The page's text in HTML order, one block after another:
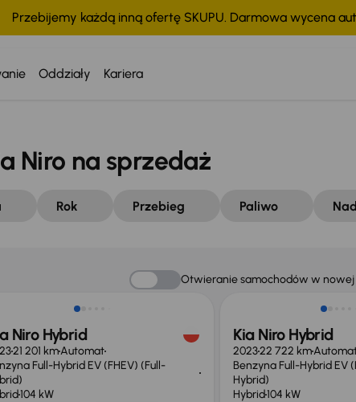
Przebijemy każdą inną ofertę SKUPU. Darmowa wycena
Oddziały Kariera
Niro na sprzedaż
Rok Przebieg Paliwo
Otwieranie samochodów w nowej
Niro Hybrid
21 201 kmAutomat
Full-Hybrid EV (FHEV) (Full-
104 kW
Taniej o 2 000 zł
Kia Niro Hybrid
202322 722 km
Benzyna Full-Hybrid EV
Hybrid)
Hybrid104 kW